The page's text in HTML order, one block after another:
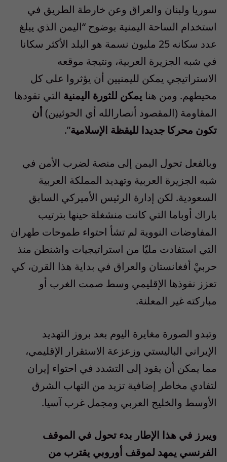
سوريا ولبنان والعراق وعن خارطة الطريق في
استخدام الساحة اليمنية بوضوح “اليمن الذي يبلغ
عدد سكانه 25 مليون نسمة هو البلد الأكثر سكانا
في شبه الجزيرة العربية، ونتيجة موقعه
الاستراتيجي يمكن لليمنيين أن يؤثروا على كل
محيطهم. ومن هنا يمكن للثورة اليمنية التي تقودها
المقاومة (المقصود أنصارالله أي الحوثيين) أن
تكون محركا جديدا لليقظة الإسلامية”.
وبالفعل تحول اليمن إلى منصة لضرب الأمن في
شبه الجزيرة العربية وتهديد المملكة العربية
السعودية. لكن إدارة الرئيس الأميركي السابق
باراك أوباما التي كانت منشغلة حينها بترتيب
المفاوضات النووية لم تشأ احتواء طموحات طهران
التي استفادت مليّا من استراتيجيات واشنطن منذ
حربيْ أفغانستان والعراق في بداية هذا القرن، كي
تعزز نفوذها الإقليمي وسط صمت الغرب أو
مباركته غير المعلنة.
وتبدو الصورة مغايرة اليوم بعد بروز التهديد
الإيراني الباليستي وزعزعة الاستقرار الإقليمي،
مما يمكن أن يقود إلى التشدد في احتواء إيران
لتفادي مخاطر إضافية تزيد من التهاب الشرق
الأوسط والخليج العربي ومجمل غرب آسيا.
ويبرز في هذا الإطار بدء تحول في الموقف
الفرنسي يمهد لموقف أوروبي يقترب من